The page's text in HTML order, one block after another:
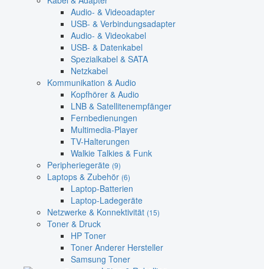
Audio- & Videoadapter
USB- & Verbindungsadapter
Audio- & Videokabel
USB- & Datenkabel
Spezialkabel & SATA
Netzkabel
Kommunikation & Audio
Kopfhörer & Audio
LNB & Satellitenempfänger
Fernbedienungen
Multimedia-Player
TV-Halterungen
Walkie Talkies & Funk
Peripheriegeräte (9)
Laptops & Zubehör (6)
Laptop-Batterien
Laptop-Ladegeräte
Netzwerke & Konnektivität (15)
Toner & Druck
HP Toner
Toner Anderer Hersteller
Samsung Toner